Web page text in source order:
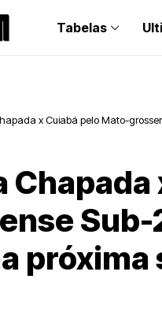
Tabelas
x Cuiabá pelo Mato-
Chapada
Sub-
próxima